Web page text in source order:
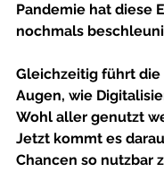
Pandemie hat diese
nochmals
Gleichzeitig führt die
Augen, wie
Wohl aller genutzt
Jetzt kommt es
Chancen so nutzbar